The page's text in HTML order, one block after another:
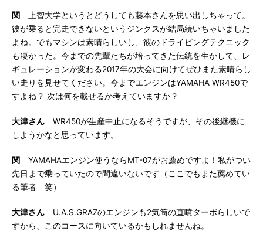
関 上智大学というとどうしても藤本さんを思い出しちゃって。
彼が乗ると完走できないというジンクスが結局続いちゃいました
よね。でもマシンは素晴らしいし、彼のドライビングテクニック
も凄かった。今までの先輩たちが培ってきた伝統を生かして、レ
ギュレーションが変わる2017年の大会に向けてぜひまた素晴らし
い走りを見せてください。今までエンジンはYAMAHA WR450で
すよね？ 次は何を載せるか考えていますか？
大津さん WR450が生産中止になるそうですが、その後継機に
しようかなと思っています。
関 YAMAHAエンジン使うならMT-07がお薦めですよ！私がつい
先日まで乗っていたので間違いないです（ここでもまた薦めてい
る筆者 笑）
大津さん U.A.S.GRAZのエンジンも2気筒の直噴ターボらしいで
すから、このコースに向いているかもしれませんね。